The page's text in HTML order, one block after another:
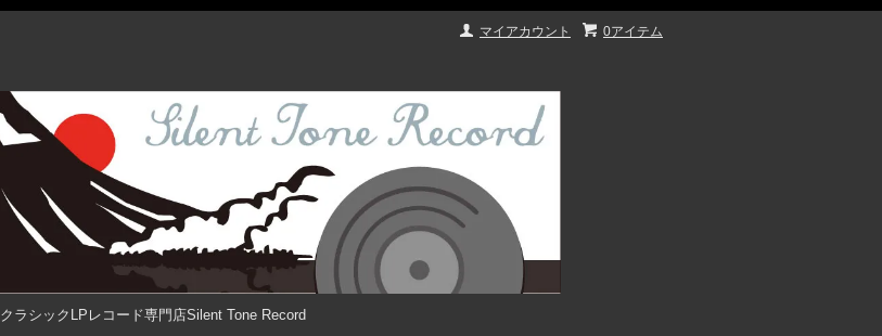
0アイテム
マイアカウント
クラシックLPレコード専門店Silent Tone Record